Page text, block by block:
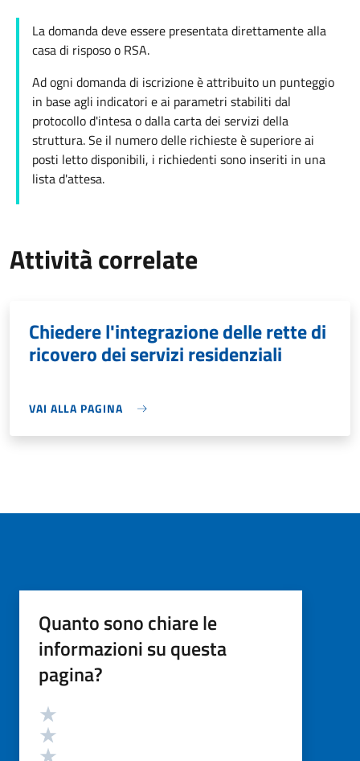
La domanda deve essere presentata direttamente alla
casa di risposo o RSA.
Ad ogni domanda di iscrizione è attribuito un punteggio
in base agli indicatori e ai parametri stabiliti dal
protocollo d'intesa o dalla carta dei servizi della
struttura. Se il numero delle richieste è superiore ai
posti letto disponibili, i richiedenti sono inseriti in una
lista d'attesa.
Attività correlate
Chiedere l'integrazione delle rette di
ricovero dei servizi residenziali
VAI ALLA PAGINA
Quanto sono chiare le
informazioni su questa
pagina?
Valutazione